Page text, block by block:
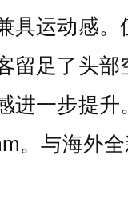
具运动感。
留足了头部
一步提升
。与海外